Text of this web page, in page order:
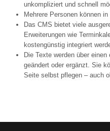
unkompliziert und schnell
Mehrere Personen können
Das CMS bietet viele
Erweiterungen wie
kostengünstig integriert
Die Texte werden über
geändert oder ergänzt. Sie
Seite selbst pflegen – auch